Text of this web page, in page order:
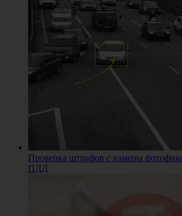
Проверка штрафов с камеры
ПДД